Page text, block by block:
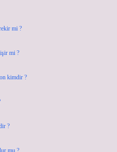
mi ?
mi ?
kimdir ?
?
mu ?